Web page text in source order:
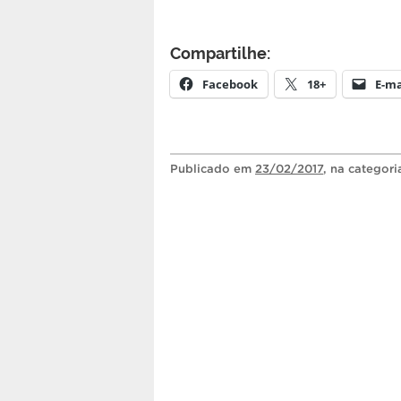
Compartilhe:
Facebook 18+ E-
Publicado em 23/02/2017, na